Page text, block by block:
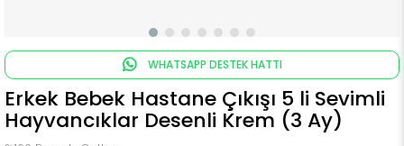
WHATSAPP DESTEK HATTI
Erkek Bebek Hastane Çıkışı 5 li Sevimli
Hayvancıklar Desenli Krem (3 Ay)